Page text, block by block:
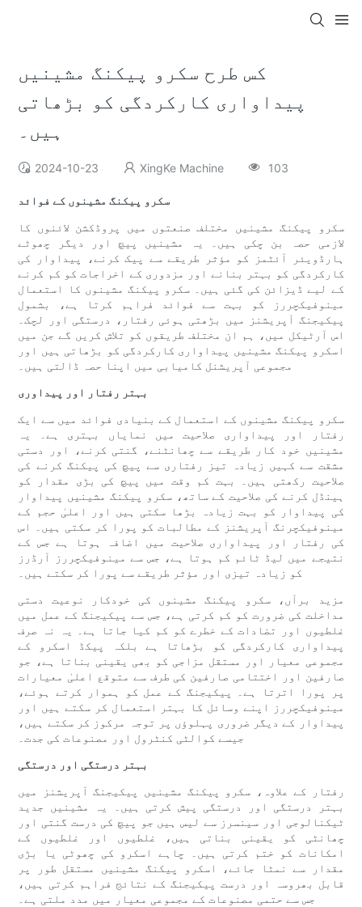
کس طرح سکرو پیکنگ مشینیں
پیداواری کارکردگی کو بڑھاتی
ہیں۔
2024-10-23 XingKe Machine 103
سکرو پیکنگ مشینوں کے فوائد
سکرو پیکنگ مشینیں مختلف صنعتوں میں پروڈکشن لائنوں کا
لازمی حصہ بن چکی ہیں۔ یہ مشینیں پیچ اور دیگر چھوٹے
ہارڈویئر آئٹمز کو مؤثر طریقے سے پیک کرنے، پیداوار کی
کارکردگی کو بہتر بنانے اور مزدوری کے اخراجات کو کم کرنے
کے لیے ڈیزائن کی گئی ہیں۔ سکرو پیکنگ مشینوں کا استعمال
مینوفیکچررز کو بہت سے فوائد فراہم کرتا ہے، بشمول
پیکیجنگ آپریشنز میں بڑھتی ہوئی رفتار، درستگی اور لچک۔
اس آرٹیکل میں، ہم ان مختلف طریقوں کو تلاش کریں گے جن میں
اسکرو پیکنگ مشینیں پیداواری کارکردگی کو بڑھاتی ہیں اور
مجموعی آپریشنل کامیابی میں اپنا حصہ ڈالتی ہیں۔
بہتر رفتار اور پیداوری
سکرو پیکنگ مشینوں کے استعمال کے بنیادی فوائد میں سے ایک
رفتار اور پیداواری صلاحیت میں نمایاں بہتری ہے۔ یہ
مشینیں خود کار طریقے سے چھانٹنے، گنتی کرنے، اور دستی
مشقت سے کہیں زیادہ تیز رفتاری سے پیچ کی پیکنگ کرنے کی
صلاحیت رکھتی ہیں۔ بہت کم وقت میں پیچ کی بڑی مقدار کو
ہینڈل کرنے کی صلاحیت کے ساتھ، سکرو پیکنگ مشینیں پیداوار
کی پیداوار کو بہت زیادہ بڑھا سکتی ہیں اور اعلیٰ حجم کے
مینوفیکچرنگ آپریشنز کے مطالبات کو پورا کر سکتی ہیں۔ اس
کی رفتار اور پیداواری صلاحیت میں اضافہ ہوتا ہے جس کے
نتیجے میں لیڈ ٹائم کم ہوتا ہے، جس سے مینوفیکچررز آرڈرز
کو زیادہ تیزی اور مؤثر طریقے سے پورا کر سکتے ہیں۔
مزید برآں، سکرو پیکنگ مشینوں کی خودکار نوعیت دستی
مداخلت کی ضرورت کو کم کرتی ہے، جس سے پیکیجنگ کے عمل میں
غلطیوں اور تضادات کے خطرے کو کم کیا جاتا ہے۔ یہ نہ صرف
پیداواری کارکردگی کو بڑھاتا ہے بلکہ پیکڈ اسکرو کے
مجموعی معیار اور مستقل مزاجی کو بھی یقینی بناتا ہے، جو
صارفین اور اختتامی صارفین کی طرف سے متوقع اعلیٰ معیارات
پر پورا اترتا ہے۔ پیکیجنگ کے عمل کو ہموار کرتے ہوئے،
مینوفیکچررز اپنے وسائل کا بہتر استعمال کر سکتے ہیں اور
پیداوار کے دیگر ضروری پہلوؤں پر توجہ مرکوز کر سکتے ہیں،
جیسے کوالٹی کنٹرول اور مصنوعات کی جدت۔
بہتر درستگی اور درستگی
رفتار کے علاوہ، سکرو پیکنگ مشینیں پیکیجنگ آپریشنز میں
بہتر درستگی اور درستگی پیش کرتی ہیں۔ یہ مشینیں جدید
ٹیکنالوجی اور سینسرز سے لیس ہیں جو پیچ کی درست گنتی اور
چھانٹی کو یقینی بناتی ہیں، غلطیوں اور غلطیوں کے
امکانات کو ختم کرتی ہیں۔ چاہے اسکرو کی چھوٹی یا بڑی
مقدار سے نمٹا جائے، اسکرو پیکنگ مشینیں مستقل طور پر
قابل بھروسہ اور درست پیکیجنگ کے نتائج فراہم کرتی ہیں،
جس سے حتمی مصنوعات کے مجموعی معیار میں مدد ملتی ہے۔